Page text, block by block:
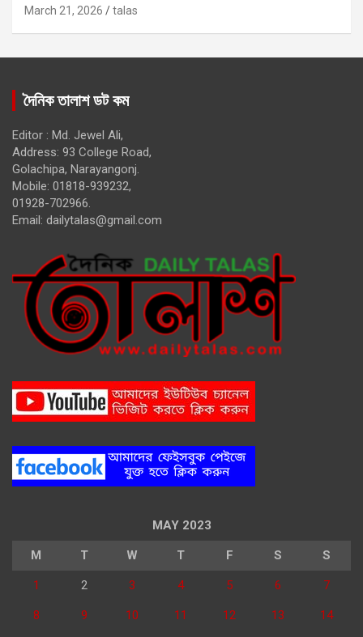
March 21, 2026 talas
দৈনিক তালাশ ডট কম
Editor : Md. Jewel Ali,
Address: 93 College Road,
Golachipa, Narayangonj.
Mobile: 01818-939232,
01928-702966.
Email: dailytalas@gmail.com
MAY 2023
M T W T F S S
1 2 3 4 5 6 7
8 9 10 11 12 13 14